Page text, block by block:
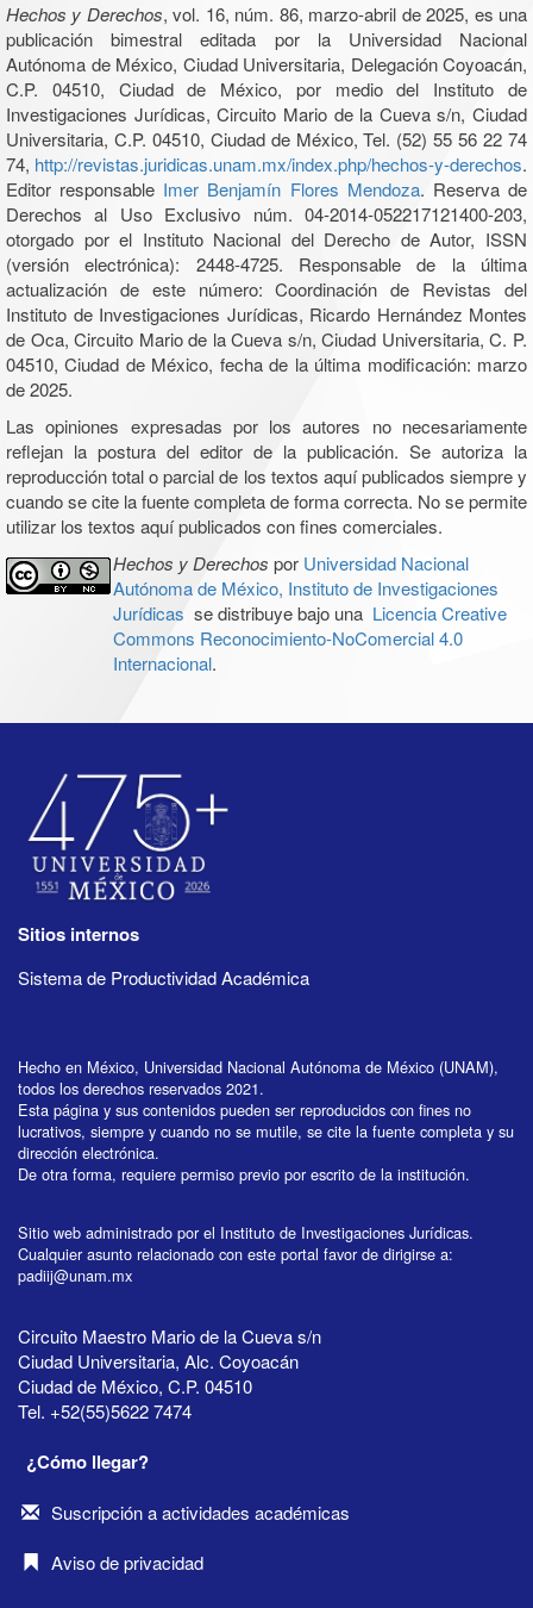
Hechos y Derechos, vol. 16, núm. 86, marzo-abril de 2025, es una
publicación bimestral editada por la Universidad Nacional
Autónoma de México, Ciudad Universitaria, Delegación Coyoacán,
C.P. 04510, Ciudad de México, por medio del Instituto de
Investigaciones Jurídicas, Circuito Mario de la Cueva s/n, Ciudad
Universitaria, C.P. 04510, Ciudad de México, Tel. (52) 55 56 22 74
74, http://revistas.juridicas.unam.mx/index.php/hechos-y-derechos.
Editor responsable Imer Benjamín Flores Mendoza. Reserva de
Derechos al Uso Exclusivo núm. 04-2014-052217121400-203,
otorgado por el Instituto Nacional del Derecho de Autor, ISSN
(versión electrónica): 2448-4725. Responsable de la última
actualización de este número: Coordinación de Revistas del
Instituto de Investigaciones Jurídicas, Ricardo Hernández Montes
de Oca, Circuito Mario de la Cueva s/n, Ciudad Universitaria, C. P.
04510, Ciudad de México, fecha de la última modificación: marzo
de 2025.
Las opiniones expresadas por los autores no necesariamente
reflejan la postura del editor de la publicación. Se autoriza la
reproducción total o parcial de los textos aquí publicados siempre y
cuando se cite la fuente completa de forma correcta. No se permite
utilizar los textos aquí publicados con fines comerciales.
Hechos y Derechos por Universidad Nacional
Autónoma de México, Instituto de Investigaciones
Jurídicas se distribuye bajo una Licencia Creative
Commons Reconocimiento-NoComercial 4.0
Internacional.
Sitios internos
Sistema de Productividad Académica
Hecho en México, Universidad Nacional Autónoma de México (UNAM),
todos los derechos reservados 2021.
Esta página y sus contenidos pueden ser reproducidos con fines no
lucrativos, siempre y cuando no se mutile, se cite la fuente completa y su
dirección electrónica.
De otra forma, requiere permiso previo por escrito de la institución.
Sitio web administrado por el Instituto de Investigaciones Jurídicas.
Cualquier asunto relacionado con este portal favor de dirigirse a:
padiij@unam.mx
Circuito Maestro Mario de la Cueva s/n
Ciudad Universitaria, Alc. Coyoacán
Ciudad de México, C.P. 04510
Tel. +52(55)5622 7474
¿Cómo llegar?
Suscripción a actividades académicas
Aviso de privacidad